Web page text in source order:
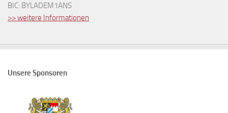
BIC: BYLADEM1ANS
>> weitere Informationen
Unsere Sponsoren